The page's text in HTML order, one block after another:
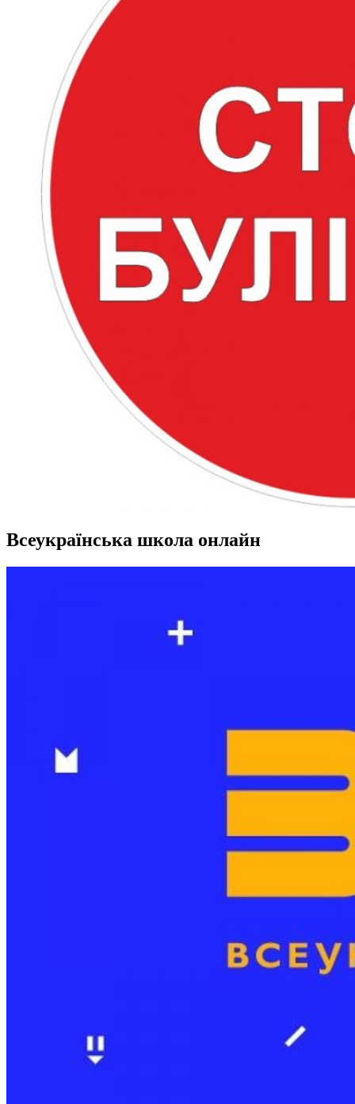
Всеукраїнська школа онлайн